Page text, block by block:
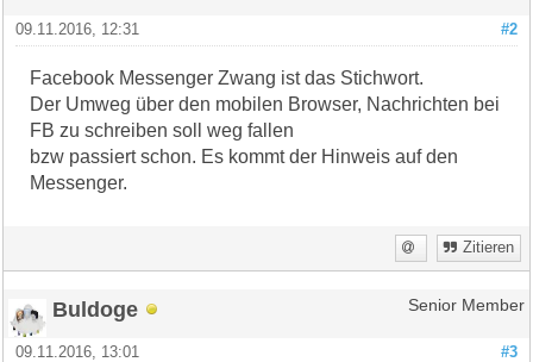
#2
09.11.2016, 12:31
Facebook Messenger Zwang ist das Stichwort.
Der Umweg über den mobilen Browser, Nachrichten bei
FB zu schreiben soll weg fallen
bzw passiert schon. Es kommt der Hinweis auf den
Messenger.
Zitieren
Buldoge Senior Member
#3
09.11.2016, 13:01